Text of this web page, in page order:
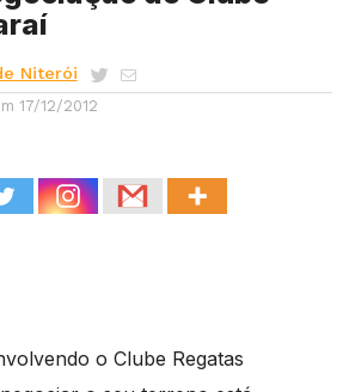
Niterói
17/12/2012
o Clube Regatas